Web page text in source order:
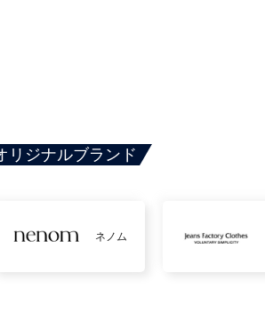
リジナルブランド
ネノム